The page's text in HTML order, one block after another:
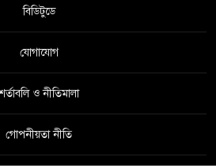
বিডিটুডে
যোগাযোগ
ও নীতিমালা
গোপনীয়তা নীতি